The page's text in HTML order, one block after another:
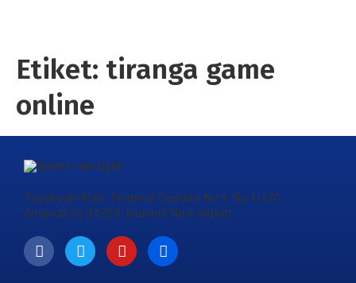
Etiket: tiranga game
online
Tayakadın Mah. Terminal Caddesi No:1, Nu: U420,
Arnavutköy 34283, İstanbul New Airport